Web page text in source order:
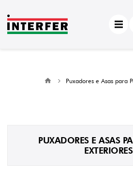
Puxadores e Asas para
PUXADORES E ASAS
EXTERIORES